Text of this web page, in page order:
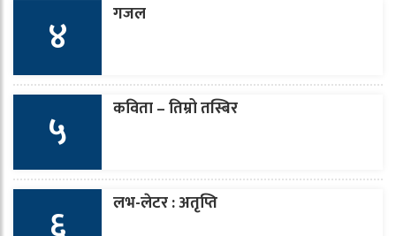
४ गजल
५ कविता – तिम्रो तस्बिर
लभ-लेटर : अतृप्ति